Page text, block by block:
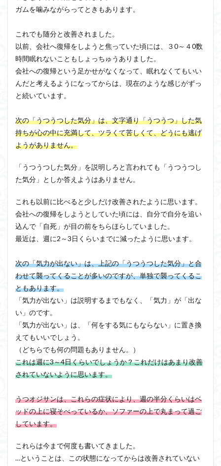
ガムを噛みながらってときもあります。
これでも随分と改善されました。
以前、会社へ復帰をしようと焦っていた頃には、３0～４0数
時間眠れないこともしょっちゅうありました。
会社への復帰という足かせがなくなって、眠れなくてもいい
んだと考えるようになってからは、現在のような感じがずっ
と続いています。
次の「うつうつした気分」は、文字通り「うつうつ」した気
持ちが心の中に充満して、ツラくて苦しくて、どうにも逃げ
ようがありません。
「うつうつした気分」を説明しろと言われても「うつうつし
た気分」としか答えようはありません。
これも以前に比べると少しだけ改善されたように思います。
会社への復帰をしようとしていた頃には、自分で自分を追い
込んで「自死」が目の前をちらほらしていました。
最近は、週に2～3日くらいまでに減ったように思います。
次の「気力が出ない」は、上記の「うつうつした気分」と合
わせて襲ってくることが多いのですが、単独で襲ってくるこ
ともあります。
「気力が出ない」は説明するまでもなく、「気力」が「出な
い」のです。
「気力が出ない」は、「何をする気にもならない」に置き換
えてもいいでしょう。
（どちらでも何の問題もありません。）
これは週に3～4日くらいでしょうか？これだけはあまり改善
されていないように思います。
うつオジサンは、これらの症状により、週の半分くらいはベ
ッドの上に寝そべっているか、ソファーの上で丸まって過ご
しています。
これらは今まで何度も書いてきました。
…ということは、この状態になってからは改善されていない